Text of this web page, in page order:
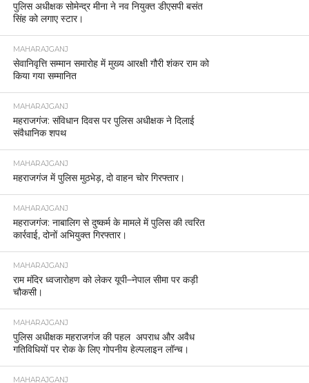
पुलिस अधीक्षक सोमेन्द्र मीना ने नव नियुक्त डीएसपी बसंत
सिंह को लगाए स्टार।
MAHARAJGANJ
सेवानिवृत्ति सम्मान समारोह में मुख्य आरक्षी गौरी शंकर राम को
किया गया सम्मानित
MAHARAJGANJ
महराजगंज: संविधान दिवस पर पुलिस अधीक्षक ने दिलाई
संवैधानिक शपथ
MAHARAJGANJ
महराजगंज में पुलिस मुठभेड़, दो वाहन चोर गिरफ्तार।
MAHARAJGANJ
महराजगंज: नाबालिग से दुष्कर्म के मामले में पुलिस की त्वरित
कार्रवाई, दोनों अभियुक्त गिरफ्तार।
MAHARAJGANJ
राम मंदिर ध्वजारोहण को लेकर यूपी–नेपाल सीमा पर कड़ी
चौकसी।
MAHARAJGANJ
पुलिस अधीक्षक महराजगंज की पहल अपराध और अवैध
गतिविधियों पर रोक के लिए गोपनीय हेल्पलाइन लॉन्च।
MAHARAJGANJ